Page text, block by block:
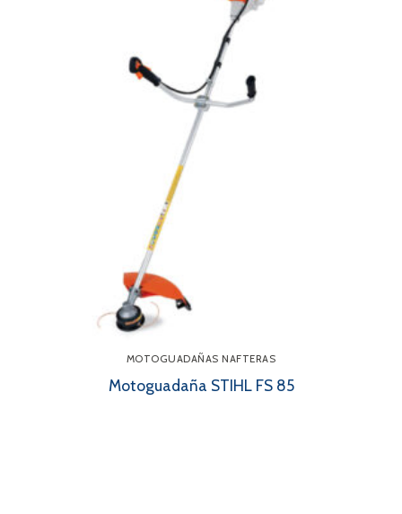
MOTOGUADAÑAS NAFTERAS
Motoguadaña STIHL FS 85